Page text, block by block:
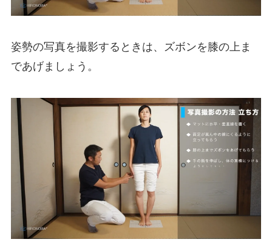
姿勢の写真を撮影するときは、ズボンを膝の上ま
であげましょう。